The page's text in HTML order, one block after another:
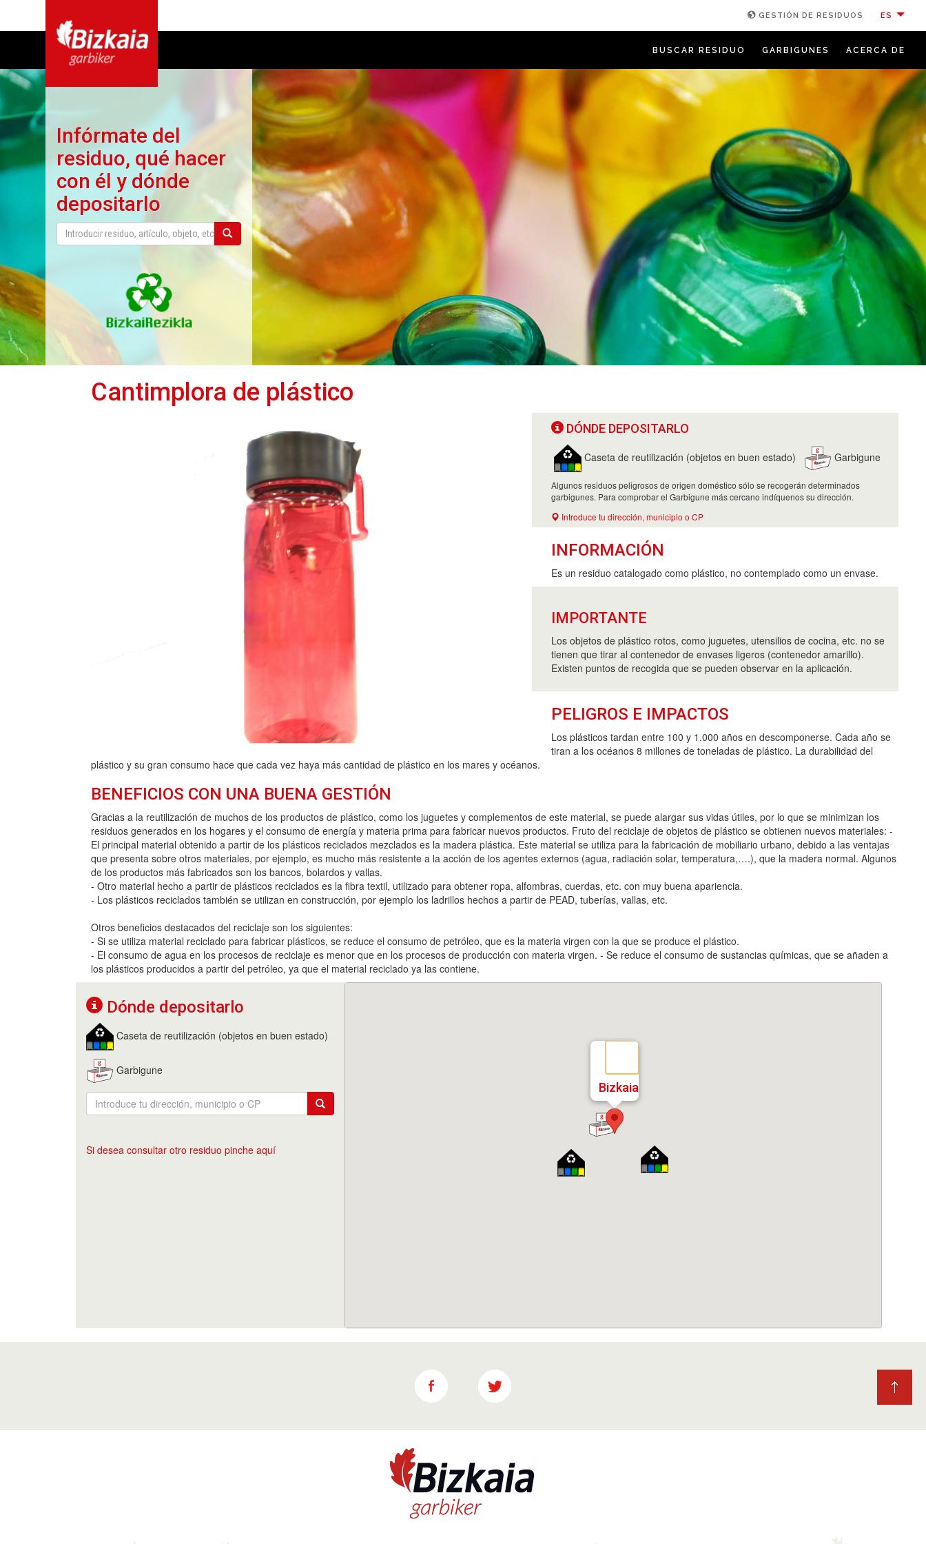
GESTIÓN DE RESIDUOS ES
BUSCAR RESIDUO GARBIGUNES ACERCA DE
Infórmate del
residuo, qué hacer
con él y dónde
depositarlo
Cantimplora de plástico
DÓNDE DEPOSITARLO
Caseta de reutilización (objetos en buen estado) Garbigune
Algunos residuos peligrosos de origen doméstico sólo se recogerán determinados
garbigunes. Para comprobar el Garbigune más cercano indíquenos su dirección.
Introduce tu dirección, municipio o CP
INFORMACIÓN
Es un residuo catalogado como plástico, no contemplado como un envase.
IMPORTANTE
Los objetos de plástico rotos, como juguetes, utensilios de cocina, etc. no se
tienen que tirar al contenedor de envases ligeros (contenedor amarillo).
Existen puntos de recogida que se pueden observar en la aplicación.
PELIGROS E IMPACTOS
Los plásticos tardan entre 100 y 1.000 años en descomponerse. Cada año se
tiran a los océanos 8 millones de toneladas de plástico. La durabilidad del
plástico y su gran consumo hace que cada vez haya más cantidad de plástico en los mares y océanos.
BENEFICIOS CON UNA BUENA GESTIÓN
Gracias a la reutilización de muchos de los productos de plástico, como los juguetes y complementos de este material, se puede alargar sus vidas útiles, por lo que se minimizan los
residuos generados en los hogares y el consumo de energía y materia prima para fabricar nuevos productos. Fruto del reciclaje de objetos de plástico se obtienen nuevos materiales: -
El principal material obtenido a partir de los plásticos reciclados mezclados es la madera plástica. Este material se utiliza para la fabricación de mobiliario urbano, debido a las ventajas
que presenta sobre otros materiales, por ejemplo, es mucho más resistente a la acción de los agentes externos (agua, radiación solar, temperatura,….), que la madera normal. Algunos
de los productos más fabricados son los bancos, bolardos y vallas.
- Otro material hecho a partir de plásticos reciclados es la fibra textil, utilizado para obtener ropa, alfombras, cuerdas, etc. con muy buena apariencia.
- Los plásticos reciclados también se utilizan en construcción, por ejemplo los ladrillos hechos a partir de PEAD, tuberías, vallas, etc.
Otros beneficios destacados del reciclaje son los siguientes:
- Si se utiliza material reciclado para fabricar plásticos, se reduce el consumo de petróleo, que es la materia virgen con la que se produce el plástico.
- El consumo de agua en los procesos de reciclaje es menor que en los procesos de producción con materia virgen. - Se reduce el consumo de sustancias químicas, que se añaden a
los plásticos producidos a partir del petróleo, ya que el material reciclado ya las contiene.
Dónde depositarlo
Caseta de reutilización (objetos en buen estado)
Garbigune
Si desea consultar otro residuo pinche aquí
Bizkaia